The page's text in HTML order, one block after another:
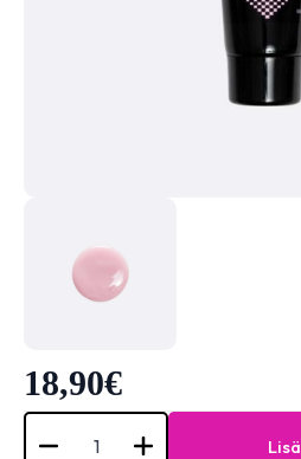
18,90€
Super
Acrygel